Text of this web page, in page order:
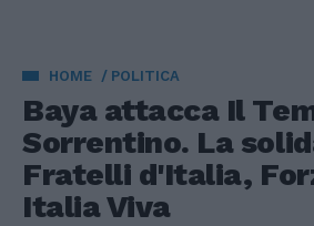
HOME POLITICA
Baya attacca Il
Sorrentino. La
Fratelli d'Italia,
Italia Viva